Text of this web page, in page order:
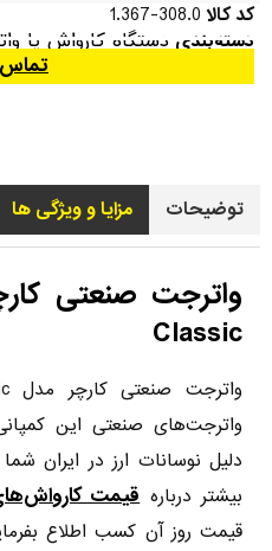
کد کالا 1.367-308.0
دسته‌بندی دستگاه کارواش یا
تماس
توضیحات مزایا و ویژگی ها
Classic
واترجت‌های صنعتی این
دلیل نوسانات ارز در ایران
بیشتر دربارهقیمت
قیمت روز آن کسب اطلاع